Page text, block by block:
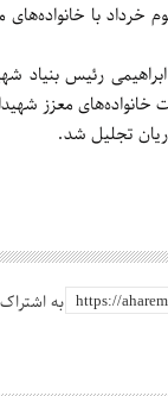
با خانواده‌های
رئیس بنیاد
خانواده‌های معزز
تجلیل شد.
به